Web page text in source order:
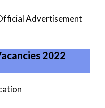
Advertisement
2022